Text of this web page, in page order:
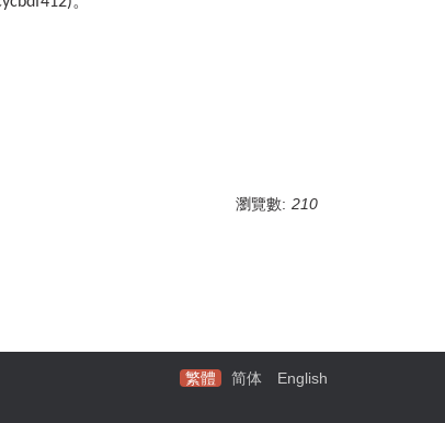
瀏覽數: 210
繁體 简体 English